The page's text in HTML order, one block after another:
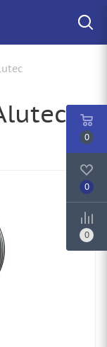
в
0
0
0